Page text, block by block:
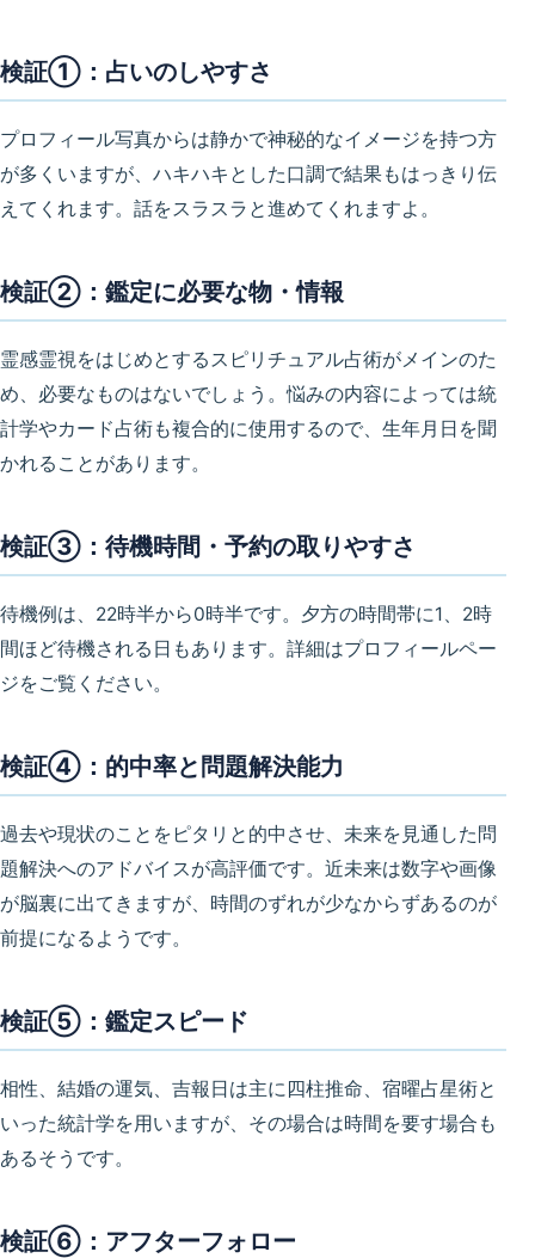
検証①：占いのしやすさ
プロフィール写真からは静かで神秘的なイメージを持つ方
が多くいますが、ハキハキとした口調で結果もはっきり伝
えてくれます。話をスラスラと進めてくれますよ。
検証②：鑑定に必要な物・情報
霊感霊視をはじめとするスピリチュアル占術がメインのた
め、必要なものはないでしょう。悩みの内容によっては統
計学やカード占術も複合的に使用するので、生年月日を聞
かれることがあります。
検証③：待機時間・予約の取りやすさ
待機例は、22時半から0時半です。夕方の時間帯に1、2時
間ほど待機される日もあります。詳細はプロフィールペー
ジをご覧ください。
検証④：的中率と問題解決能力
過去や現状のことをピタリと的中させ、未来を見通した問
題解決へのアドバイスが高評価です。近未来は数字や画像
が脳裏に出てきますが、時間のずれが少なからずあるのが
前提になるようです。
検証⑤：鑑定スピード
相性、結婚の運気、吉報日は主に四柱推命、宿曜占星術と
いった統計学を用いますが、その場合は時間を要す場合も
あるそうです。
検証⑥：アフターフォロー